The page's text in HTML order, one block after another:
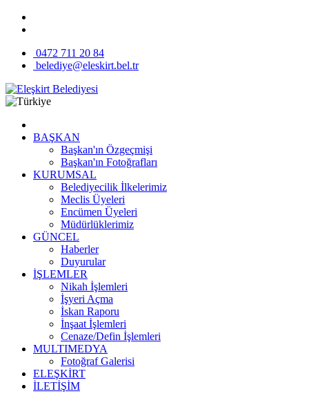
0472 711 20 84
belediye@eleskirt.bel.tr
BAŞKAN
Başkan'ın Özgeçmişi
Başkan'ın Fotoğrafları
KURUMSAL
Belediyecilik İlkelerimiz
Meclis Üyeleri
Encümen Üyeleri
Müdürlüklerimiz
GÜNCEL
Haberler
Duyurular
İŞLEMLER
Nikah İşlemleri
İşyeri Açma
İskan Raporu
İnşaat İşlemleri
Cenaze/Defin İşlemleri
MULTIMEDYA
Fotoğraf Galerisi
ELEŞKİRT
İLETİŞİM